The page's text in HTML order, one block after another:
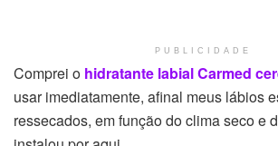
PUBLICIDADE
Comprei o hidratante labial Carmed
usar imediatamente, afinal meus lábios
ressecados, em função do clima seco e